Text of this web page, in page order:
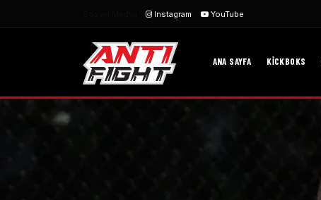
Instagram YouTube
ANA SAYFA KICKBOKS